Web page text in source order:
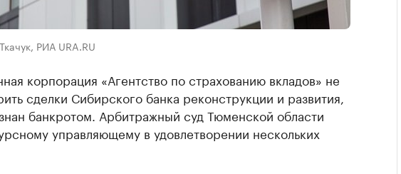
РИА URA.RU
корпорация «Агентство по страхованию вкладов» не
сделки Сибирского банка реконструкции и развития,
банкротом. Арбитражный суд Тюменской области
управляющему в удовлетворении нескольких